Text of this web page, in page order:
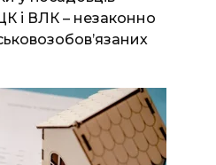
і ВЛК – незаконно